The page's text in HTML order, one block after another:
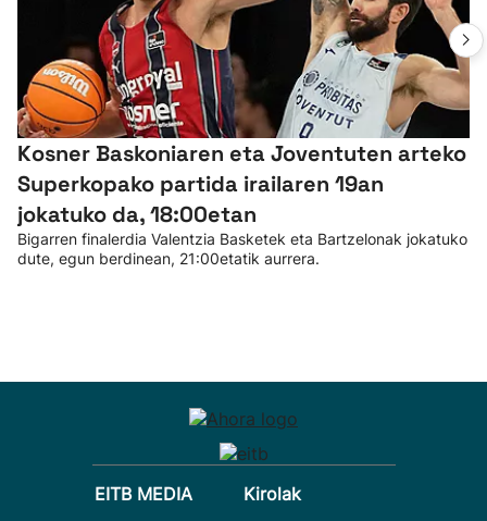
Kosner Baskoniaren eta Joventuten arteko
Superkopako partida irailaren 19an
jokatuko da, 18:00etan
Bigarren finalerdia Valentzia Basketek eta Bartzelonak jokatuko
dute, egun berdinean, 21:00etatik aurrera.
EITB MEDIA
Kirolak